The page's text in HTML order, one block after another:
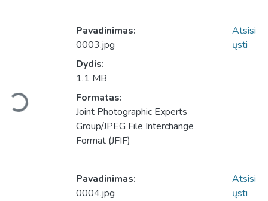
Įkeliama...
Pavadinimas:
0003.jpg
Dydis:
1.1 MB
Formatas:
Joint Photographic Experts
Group/JPEG File Interchange
Format (JFIF)
Atsisi
ųsti
Pavadinimas:
0004.jpg
Atsisi
ųsti